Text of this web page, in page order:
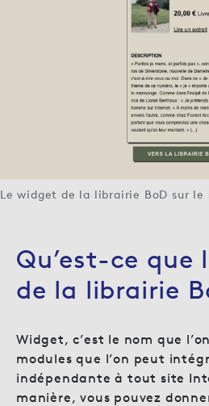
Le widget de la librairie BoD sur le
Qu’est-ce que
de la librairie
Widget, c’est le nom que
modules que l’on peut
indépendante à tout site
manière, vous pouvez